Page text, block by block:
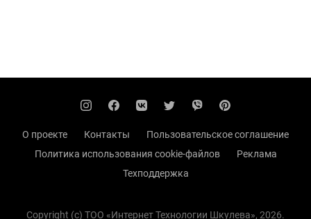
О проекте Контакты
Пользовательское соглашение
Политика использования cookie-файлов
Реклама
Техподдержка
Copyright (с) TOO «Интернет Технологии Шкулева», 2026.